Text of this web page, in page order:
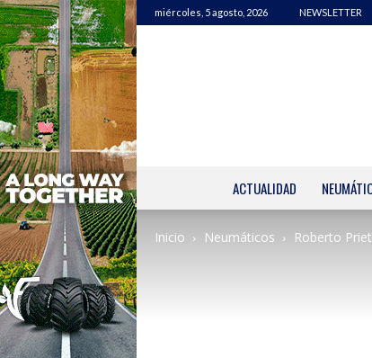
miércoles, 5 agosto, 2026 NEWSLETTER
ACTUALIDAD
Inicio Neumáticos Roberto